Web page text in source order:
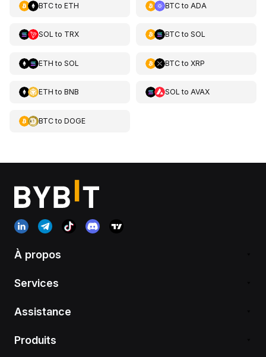
BTCto ETH BTCto ADA
SOL to TRX BTCto SOL
ETH to SOL BTCto XRP
ETH to BNB SOL to AVAX
BTCto DOGE
À propos
Services
Assistance
Produits